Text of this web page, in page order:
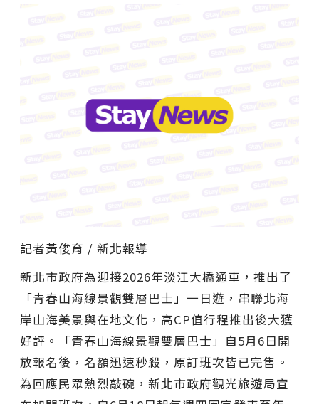
記者黃俊育 / 新北報導
新北市政府為迎接2026年淡江大橋通車，推出了
「青春山海線景觀雙層巴士」一日遊，串聯北海
岸山海美景與在地文化，高CP值行程推出後大獲
好評。「青春山海線景觀雙層巴士」自5月6日開
放報名後，名額迅速秒殺，原訂班次皆已完售。
為回應民眾熱烈敲碗，新北市政府觀光旅遊局宣